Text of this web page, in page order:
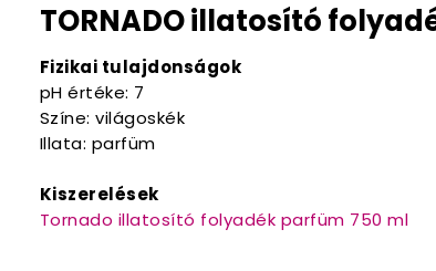
TORNADO illatosító
Fizikai tulajdonságok
pH értéke: 7
Színe: világoskék
Illata: parfüm
Kiszerelések
Tornado illatosító folyadék parfüm 750 ml